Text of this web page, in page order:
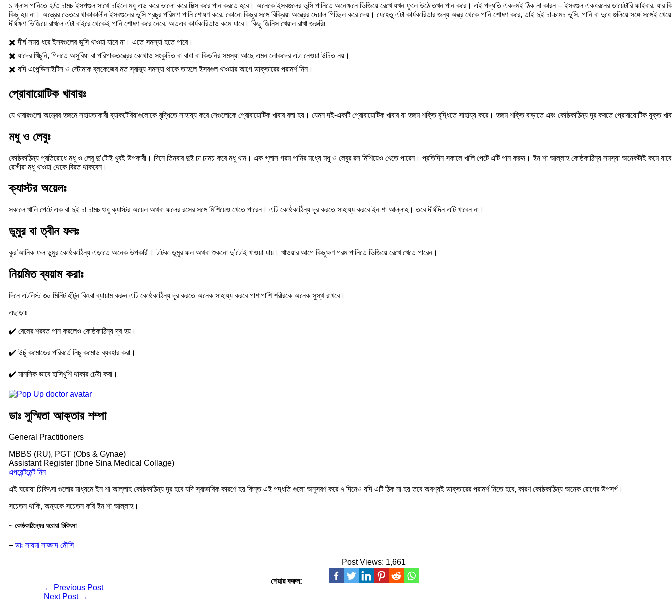
১ গ্লাস পানিতে ২/৩ চামচ ইসপগুল সাথে চাইলে মধু এড করে ভালো করে মিক্স করে পান করতে হবে। অনেকে ইসবগুলের ভুসি পানিতে অনেক্ষনে ভিজিয়ে রেখে যখন ফুলে উঠে তখন পান করে। এই পদ্ধতি একদমই ঠিক না কারন – ইসবগুল একধরনের ডায়েটারি ফাইবার, যার
কিছু হয় না। অন্ত্রের ভেতরে থাকাকালীন ইসবগুলের ভুসি প্রচুর পরিমাণ পানি শোষণ করে, কোনো কিছুর সঙ্গে বিক্রিয়া অন্ত্রের দেয়াল পিচ্ছিল করে দেয়। যেহেতু এটা কার্যকারিতার জন্য অন্ত্র থেকে পানি শোষণ করে, তাই দুই চা-চামচ ভুসি, পানি বা দুধে গুলিয়ে সঙ্গে সঙ্গেই
দীর্ঘক্ষণ ভিজিয়ে রাখলে এটা বাইরে থেকেই পানি শোষণ করে নেবে, অতএব কার্যকারিতাও কমে যাবে। কিছু জিনিস খেয়াল রাখা জরুরিঃ
✖️ দীর্ঘ সময় ধরে ইসবগুলের ভুসি খাওয়া যাবে না। এতে সমস্যা হতে পারে।
✖️ যাদের খিঁচুনি, গিলতে অসুবিধা বা পরিপাকতন্ত্রের কোথাও সংকুচিত বা বাধা বা কিডনির সমস্যা আছে এমন লোকদের এটা নেওয়া উচিত নয়।
✖️ যদি এপেন্ডিসাইটিস ও স্টোমাক ব্লকেজের মত স্বাস্থ্য সমস্যা থাকে তাহলে ইসবগুল খাওয়ার আগে ডাক্তারের পরামর্শ নিন।
প্রোবায়োটিক খাবারঃ
যে খাবারগুলো অন্ত্রের হজমে সহায়তাকারী ব্যাকটেরিয়াগুলোকে বৃদ্ধিতে সাহায্য করে সেগুলোকে প্রোবায়োটিক খাবার বলা হয়। যেমন দই-একটি প্রোবায়োটিক খাবার যা হজম শক্তি বৃদ্ধিতে সাহায্য করে। হজম শক্তি বাড়াতে এবং কোষ্ঠকাঠিন্য দূর করতে প্রোবায়োটিক যুক্ত
মধু ও লেবুঃ
কোষ্ঠকাঠিন্য প্রতিরোধে মধু ও লেবু দু’টোই খুবই উপকারী। দিনে তিনবার দুই চা চামচ করে মধু খান। এক গ্লাস গরম পানির মধ্যে মধু ও লেবুর রস মিশিয়েও খেতে পারেন। প্রতিদিন সকালে খালি পেটে এটি পান করুন। ইন শা আল্লাহ কোষ্ঠকাঠিন্য সমস্যা অনেকটাই কমে
রোগীরা মধু খাওয়া থেকে বিরত থাকবেন।
ক্যাস্টর অয়েলঃ
সকালে খালি পেটে এক বা দুই চা চামচ শুধু ক্যাস্টর অয়েল অথবা ফলের রসের সঙ্গে মিশিয়েও খেতে পারেন। এটি কোষ্ঠকাঠিন্য দূর করতে সাহায্য করবে ইন শা আল্লাহ। তবে দীর্ঘদিন এটি খাবেন না।
ডুমুর বা ত্বীন ফলঃ
কুর’আনিক ফল ডুমুর কোষ্ঠকাঠিন্য এড়াতে অনেক উপকারী। টাটকা ডুমুর ফল অথবা শুকনো দু’টোই খাওয়া যায়। খাওয়ার আগে কিছুক্ষণ গরম পানিতে ভিজিয়ে রেখে খেতে পারেন।
নিয়মিত ব্যয়াম করাঃ
দিনে এটলিস্ট ৩০ মিনিট হাঁটুন কিংবা ব্যায়াম করুন এটি কোষ্ঠকাঠিন্য দূর করতে অনেক সাহায্য করবে পাশাপাশি শরীরকে অনেক সুস্থ রাখবে।
এছাড়াঃ
✔️ বেলের শরবত পান করলেও কোষ্ঠকাঠিন্য দূর হয়।
✔️ উচুঁ কমোডের পরিবর্তে নিচু কমোড ব্যবহার করা।
✔️ মানসিক ভাবে হাসিখুশি থাকার চেষ্টা করা।
ডাঃ সুস্মিতা আক্তার শম্পা
General Practitioners
MBBS (RU), PGT (Obs & Gynae)
Assistant Register (Ibne Sina Medical Collage)
এপয়েন্টমেন্ট নিন
এই ঘরোয়া চিকিৎসা গুলোর মাধ্যমে ইন শা আল্লাহ কোষ্ঠকাঠিন্য দূর হবে যদি স্বাভাবিক কারণে হয় কিন্ত এই পদ্ধতি গুলো অনুসরণ করে ৭ দিনেও যদি এটি ঠিক না হয় তবে অবশ্যই ডাক্তারের পরামর্শ নিতে হবে, কারণ কোষ্ঠকাঠিন্য অনেক রোগের উপসর্গ।
সচেতন থাকি, অন্যকে সচেতন করি ইন শা আল্লাহ।
~ কোষ্ঠকাঠিন্যের ঘরোয়া চিকিৎসা
– ডাঃ সায়মা সাজ্জাদ মৌসি
Post Views: 1,661
শেয়ার করুন:
Post
navigation
← Previous Post
Next Post →